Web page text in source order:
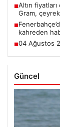
■Altın
Gram,
■
kahreden
■04 Ağustos
Güncel